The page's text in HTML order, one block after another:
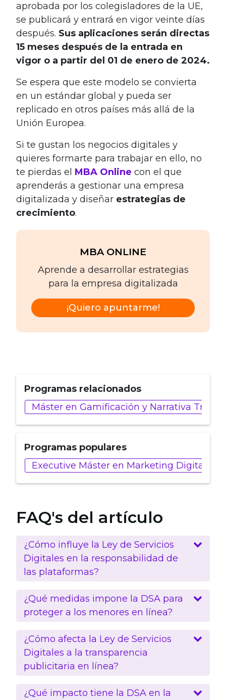
aprobada por los colegisladores de la UE,
se publicará y entrará en vigor veinte días
después. Sus aplicaciones serán directas
15 meses después de la entrada en
vigor o a partir del 01 de enero de 2024.
Se espera que este modelo se convierta
en un estándar global y pueda ser
replicado en otros países más allá de la
Unión Europea.
Si te gustan los negocios digitales y
quieres formarte para trabajar en ello, no
te pierdas el MBA Online con el que
aprenderás a gestionar una empresa
digitalizada y diseñar estrategias de
crecimiento.
MBA ONLINE
Aprende a desarrollar estrategias
para la empresa digitalizada
¡Quiero apuntarme!
Programas relacionados
Máster en Gamificación y Narrativa
Programas populares
Executive Máster en Marketing Digital,
FAQ's del artículo
¿Cómo influye la Ley de Servicios
Digitales en la responsabilidad de
las plataformas?
¿Qué medidas impone la DSA para
proteger a los menores en línea?
¿Cómo afecta la Ley de Servicios
Digitales a la transparencia
publicitaria en línea?
¿Qué impacto tiene la DSA en la